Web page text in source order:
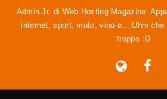
Admin Jr. di Web Hosting Magazine.
internet, sport, moto, vino e....Uhm
troppo :D